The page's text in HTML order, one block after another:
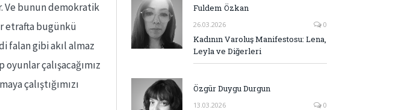
Ve bunun demokratik
etrafta bugünkü
falan gibi akıl almaz
çalışacağımız
çalıştığımızı
Fuldem Özkan
26.03.2026 0
Kadının Varoluş Manifestosu: Lena,
Leyla ve Diğerleri
Özgür Duygu Durgun
13.03.2026 0